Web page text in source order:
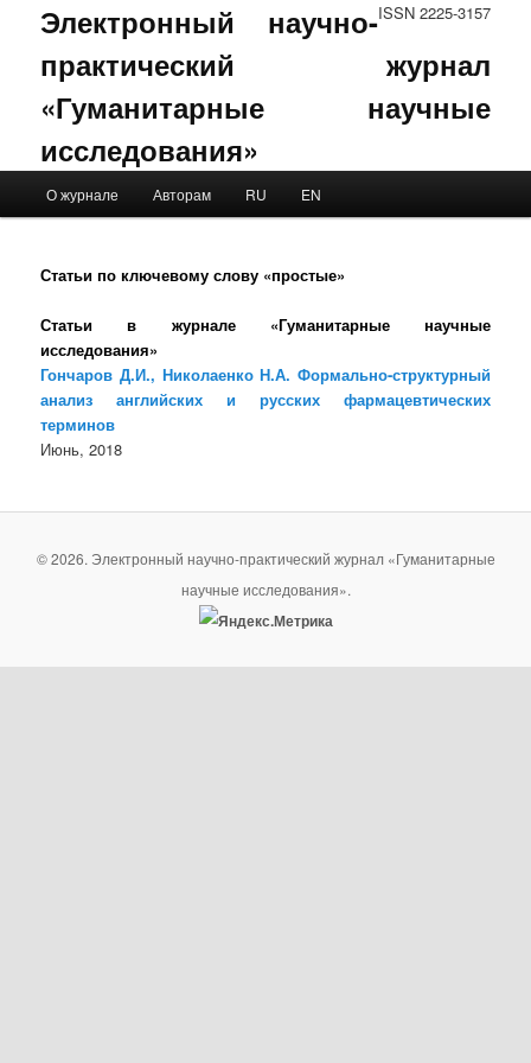
ISSN 2225-3157
Электронный научно-
практический журнал
«Гуманитарные научные
исследования»
Skip to primary content
Skip to secondary content
О журнале Авторам RU EN
Статьи по ключевому слову «простые»
Статьи в журнале «Гуманитарные научные
исследования»
Гончаров Д.И., Николаенко Н.А. Формально-структурный
анализ английских и русских фармацевтических
терминов
Июнь, 2018
© 2026. Электронный научно-практический журнал «Гуманитарные
научные исследования».